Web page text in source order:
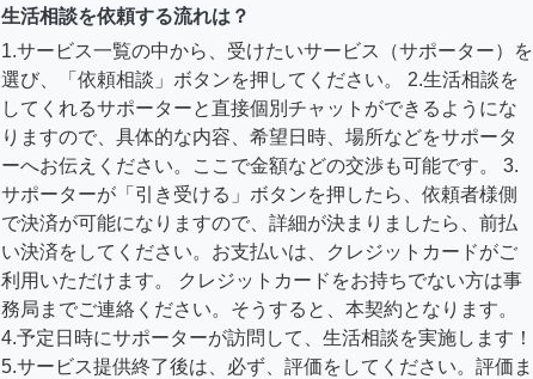
生活相談を依頼する流れは？
1.サービス一覧の中から、受けたいサービス（サポーター）を
選び、「依頼相談」ボタンを押してください。 2.生活相談を
してくれるサポーターと直接個別チャットができるようにな
りますので、具体的な内容、希望日時、場所などをサポータ
ーへお伝えください。ここで金額などの交渉も可能です。 3.
サポーターが「引き受ける」ボタンを押したら、依頼者様側
で決済が可能になりますので、詳細が決まりましたら、前払
い決済をしてください。お支払いは、クレジットカードがご
利用いただけます。 クレジットカードをお持ちでない方は事
務局までご連絡ください。そうすると、本契約となります。
4.予定日時にサポーターが訪問して、生活相談を実施します！
5.サービス提供終了後は、必ず、評価をしてください。評価ま